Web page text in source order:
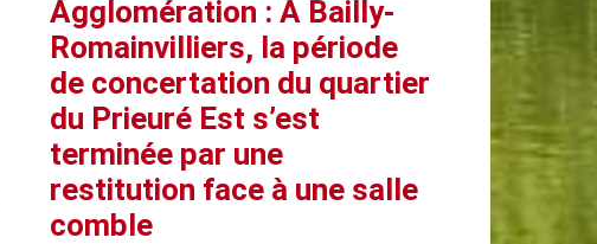
Agglomération : A Bailly-
Romainvilliers, la période
de concertation du quartier
du Prieuré Est s’est
terminée par une
restitution face à une salle
comble